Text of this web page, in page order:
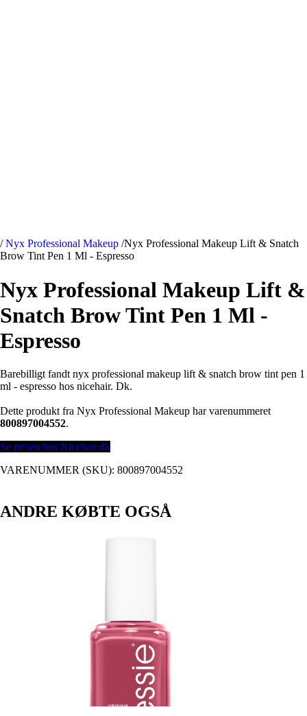
/ Nyx Professional Makeup /Nyx Professional Makeup Lift & Snatch
Brow Tint Pen 1 Ml - Espresso
Nyx Professional Makeup Lift &
Snatch Brow Tint Pen 1 Ml -
Espresso
Barebilligt fandt nyx professional makeup lift & snatch brow tint pen 1
ml - espresso hos nicehair. Dk.
Dette produkt fra Nyx Professional Makeup har varenummeret
800897004552.
Se prisen hos Nicehair.dk
VARENUMMER (SKU): 800897004552
ANDRE KØBTE OGSÅ